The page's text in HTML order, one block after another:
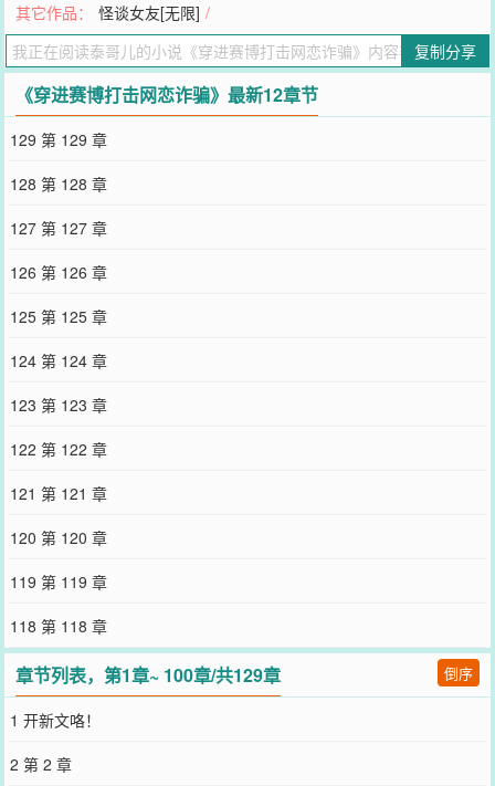
钓凯子骗钱。通讯录里备胎名单从一到十，排得整整齐齐，备注格式
统一：金额，所在地区，姓氏。夭捺身穿后，还没搞清楚赛博是什
么，就面临着“p图骗局败露，全网辱骂，有人雇用高超的黑客查到地
址，10秒钟后杀到这个狗圈般的原主家”夭捺：…我是怨种吗过来收拾
烂摊子？就在来者冲进家门的刹那，夭捺二话不说精神力攻击，踩住
其中一人的脑袋。对着已经愣住的男人，夭捺面不改色，张口就骗：
赛博网恋反诈部警员，你没有通过网恋安全测试，现对你责令改正，
给予严重警告。”“被骗的钱？充当罚款了。”真·赛博警察·止役：…？等
等，你是警员那我是谁？…赛博世界娱乐高度发达，无处不在的网
络，身高直插云霄的3d偶像，占据脑回路的广告词，可从某天开始，
正常播放的电视台忽然出现警报，呼吁大家不要回头看并且尽快逃
离，伪人混迹在网络里假装人类，黑虫顺着网路直接进人大脑…夭捺
一点都不关心“0精神力的赛博人碰到乱入世界的掉san产物会不会恐
慌”，她只关心——该死，这个破地方禁止黑户！出入需要虹膜扫描，
开机需要脑髓认证。而夭捺，空有满级精神力，能抵抗一切恐怖，却
无法生活？她将目光投向原主捏造的虚假人设：财团千金大小姐，0义
体天然美女，赛博科技大学高材生……等等等等。夭捺：fine，这个假
人设不错，我要了。接下来只要把谎言变成真相就可以了～与此同
时，逃跑的原主看到账号还在更新，竟然找上门了…这人是谁为什么
顶替我的身份？而且怎么会有人长得和p的一模一样？！！
您要是觉得《穿进赛博打击网恋诈骗
群和微博微信里的朋友推荐哦！
其它作品： 怪谈女友[无限] /
复制分享
《穿进赛博打击网恋诈骗》最新12章节
129 第 129 章
128 第 128 章
127 第 127 章
126 第 126 章
125 第 125 章
124 第 124 章
123 第 123 章
122 第 122 章
121 第 121 章
120 第 120 章
119 第 119 章
118 第 118 章
章节列表，第1章~ 100章/共129章 倒序
1 开新文咯！
2 第 2 章